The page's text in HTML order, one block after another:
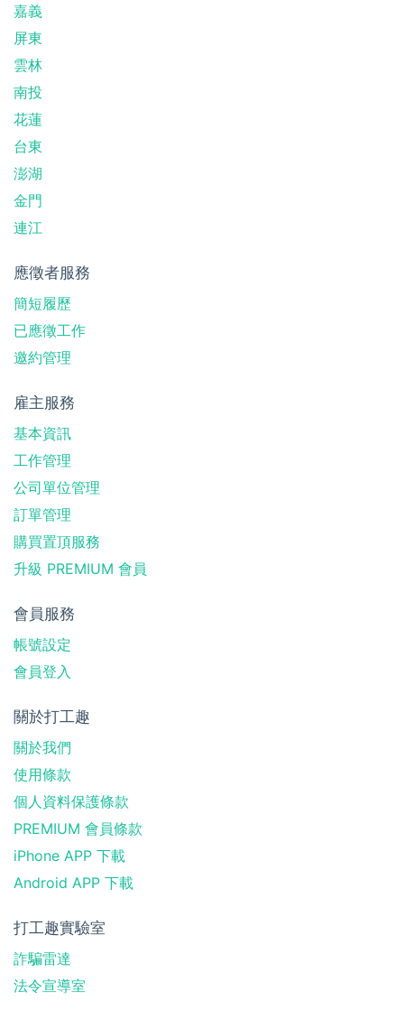
嘉義
屏東
雲林
南投
花蓮
台東
澎湖
金門
連江
應徵者服務
簡短履歷
已應徵工作
邀約管理
雇主服務
基本資訊
工作管理
公司單位管理
訂單管理
購買置頂服務
升級 PREMIUM 會員
會員服務
帳號設定
會員登入
關於打工趣
關於我們
使用條款
個人資料保護條款
PREMIUM 會員條款
iPhone APP 下載
Android APP 下載
打工趣實驗室
詐騙雷達
法令宣導室